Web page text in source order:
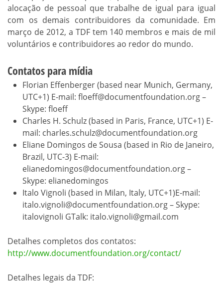
alocação de pessoal que trabalhe de igual para igual
com os demais contribuidores da comunidade. Em
março de 2012, a TDF tem 140 membros e mais de mil
voluntários e contribuidores ao redor do mundo.
Contatos para mídia
Florian Effenberger (based near Munich, Germany,
UTC+1) E-mail: floeff@documentfoundation.org –
Skype: floeff
Charles H. Schulz (based in Paris, France, UTC+1) E-
mail: charles.schulz@documentfoundation.org
Eliane Domingos de Sousa (based in Rio de Janeiro,
Brazil, UTC-3) E-mail:
elianedomingos@documentfoundation.org –
Skype: elianedomingos
Italo Vignoli (based in Milan, Italy, UTC+1)E-mail:
italo.vignoli@documentfoundation.org – Skype:
italovignoli GTalk: italo.vignoli@gmail.com
Detalhes completos dos contatos:
http://www.documentfoundation.org/contact/
Detalhes legais da TDF: